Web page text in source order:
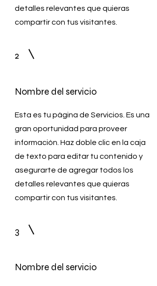
detalles relevantes que quieras
compartir con tus visitantes.
2
Nombre del servicio
Esta es tu página de Servicios. Es una
gran oportunidad para proveer
información. Haz doble clic en la caja
de texto para editar tu contenido y
asegurarte de agregar todos los
detalles relevantes que quieras
compartir con tus visitantes.
3
Nombre del servicio